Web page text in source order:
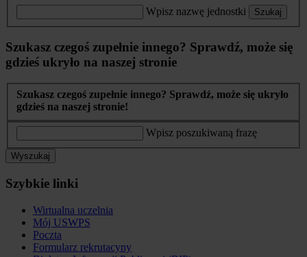
Wpisz nazwę jednostki Szukaj
Szukasz czegoś zupełnie innego? Sprawdź, może się
gdzieś ukryło na naszej stronie
Szukasz czegoś zupełnie innego? Sprawdź, może się ukryło
gdzieś na naszej stronie!
Wpisz poszukiwaną frazę
Wyszukaj
Szybkie linki
Wirtualna uczelnia
Mój USWPS
Poczta
Formularz rekrutacyny